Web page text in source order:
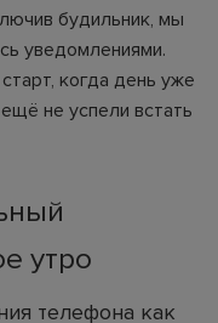
будильник, мы
уведомлениями.
когда день уже
не успели встать
утро
телефона как